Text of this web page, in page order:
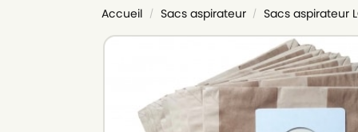
Accueil / Sacs aspirateur / Sacs aspirateur